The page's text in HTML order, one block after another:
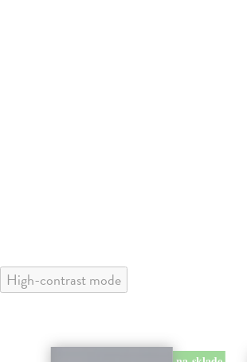
High-contrast mode